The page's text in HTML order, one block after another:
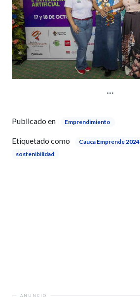
Publicado en Emprendimiento
Etiquetado como Cauca Emprende 2024
sostenibilidad